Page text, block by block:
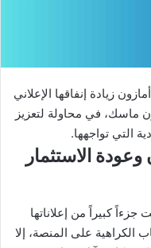
زيادة إنفاقها الإعلاني
ماسك، في محاولة لتعزيز
التي تواجهها.
الاستثمار
كبيراً من إعلاناتها
على المنصة، إلا